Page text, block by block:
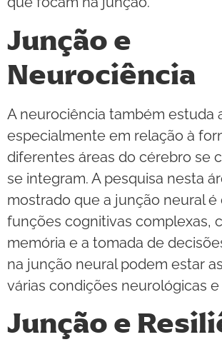
Junção e
Neurociência
A neurociência também estuda
especialmente em relação à
diferentes áreas do cérebro se
se integram. A pesquisa nesta
mostrado que a junção neural é
funções cognitivas complexas,
memória e a tomada de
na junção neural podem estar
várias condições neurológicas e
Junção e